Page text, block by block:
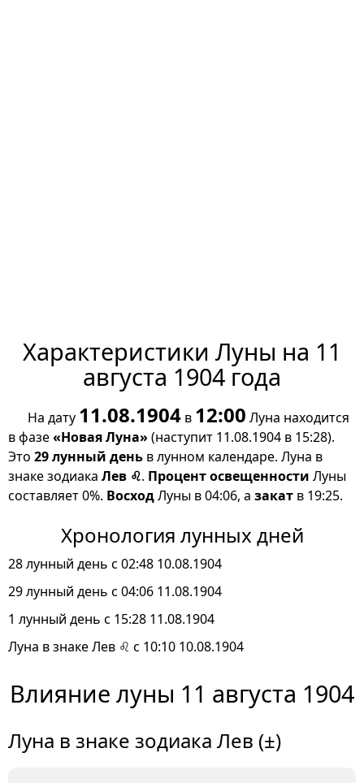
Характеристики Луны на 11
августа 1904 года
На дату 11.08.1904 в 12:00 Луна находится
в фазе«Новая Луна»(наступит 11.08.1904 в 15:28).
Это 29 лунный день в лунном календаре. Луна в
знаке зодиака Лев ♌. Процент освещенности Луны
составляет 0%. ВосходЛуны в 04:06, а закат в 19:25.
Хронология лунных дней
28 лунный день с 02:48 10.08.1904
29 лунный день с 04:06 11.08.1904
1 лунный день с 15:28 11.08.1904
Луна в знаке Лев ♌ с 10:10 10.08.1904
Влияние луны 11 августа 1904
Луна в знаке зодиака Лев (±)